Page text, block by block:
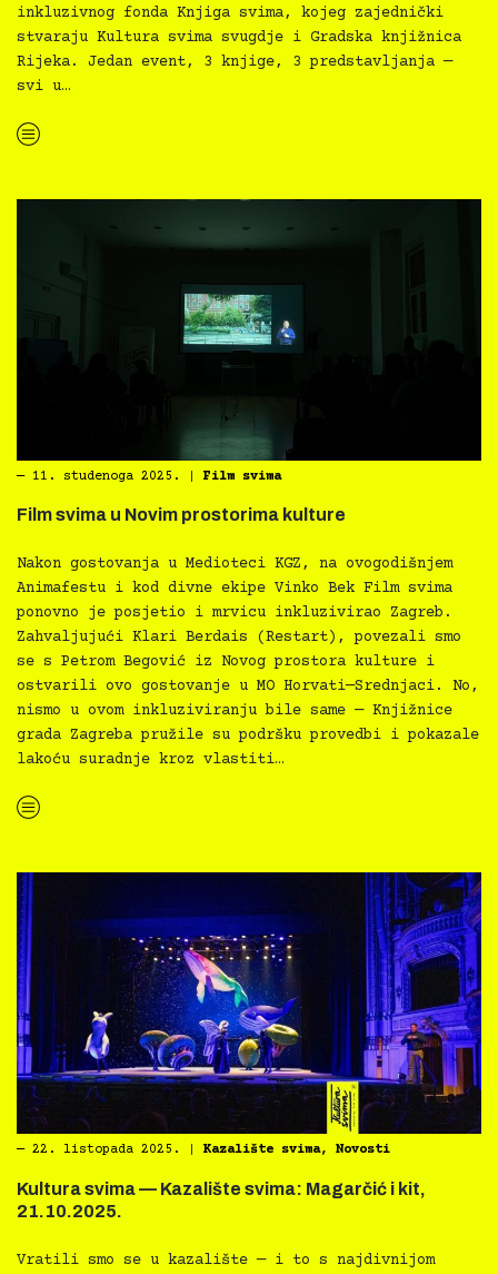
inkluzivnog fonda Knjiga svima, kojeg zajednički
stvaraju Kultura svima svugdje i Gradska knjižnica
Rijeka. Jedan event, 3 knjige, 3 predstavljanja —
svi u…
“Knjiga svima 2025: Prva, Kora i Kaleidoskop”
― 11. studenoga 2025. Film svima
Film svima u Novim prostorima kulture
Nakon gostovanja u Medioteci KGZ, na ovogodišnjem
Animafestu i kod divne ekipe Vinko Bek Film svima
ponovno je posjetio i mrvicu inkluzivirao Zagreb.
Zahvaljujući Klari Berdais (Restart), povezali smo
se s Petrom Begović iz Novog prostora kulture i
ostvarili ovo gostovanje u MO Horvati—Srednjaci. No,
nismo u ovom inkluziviranju bile same — Knjižnice
grada Zagreba pružile su podršku provedbi i pokazale
lakoću suradnje kroz vlastiti…
“Film svima u Novim prostorima kulture”
― 22. listopada 2025. Kazalište svima, Novosti
Kultura svima — Kazalište svima: Magarčić i kit,
21.10.2025.
Vratili smo se u kazalište — i to s najdivnijom